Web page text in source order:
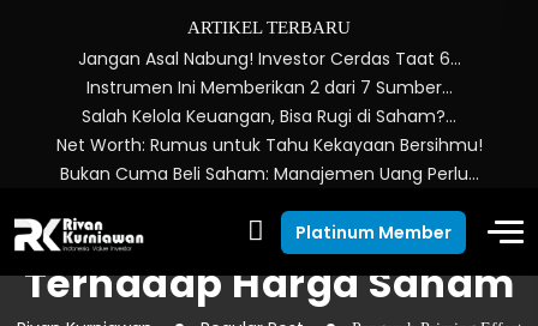
ARTIKEL TERBARU
Jangan Asal Nabung! Investor Cerdas Taat 6…
Instrumen Ini Memberikan 2 dari 7 Sumber…
Salah Kelola Keuangan, Bisa Rugi di Saham?…
Net Worth: Rumus untuk Tahu Kekayaan Bersihmu!
Bukan Cuma Beli Saham: Manajemen Uang Perlu…
Platinum Member
Pengaruh Priming Effect
Terhadap Harga Saham